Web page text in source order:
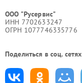
ООО "Русервис"
ИНН 7702633247
ОГРН 1077746335776
Поделиться в соц.